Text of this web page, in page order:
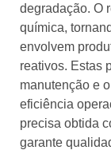
degradação. O
química,
envolvem
reativos. Estas
manutenção e
eficiência
precisa obtida
garante